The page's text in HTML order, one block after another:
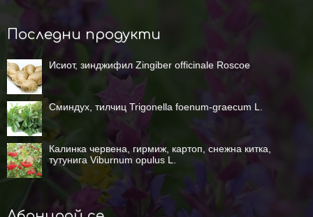
Последни продукти
Исиот, зинджифил Zingiber officinale Roscoe
Сминдух, тилчиц Trigonella foenum-graecum L.
Калинка червена, гирмиж, картоп, снежна китка,
тутунига Viburnum opulus L.